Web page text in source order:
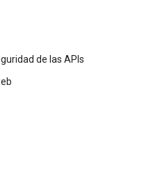
de las APIs